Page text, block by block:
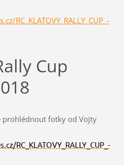
RC_KLATOVY_RALLY_CUP_-
Cup
prohlédnout fotky od Vojty
RC_KLATOVY_RALLY_CUP_-